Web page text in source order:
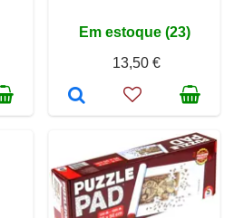
Em estoque (23)
13,50 €